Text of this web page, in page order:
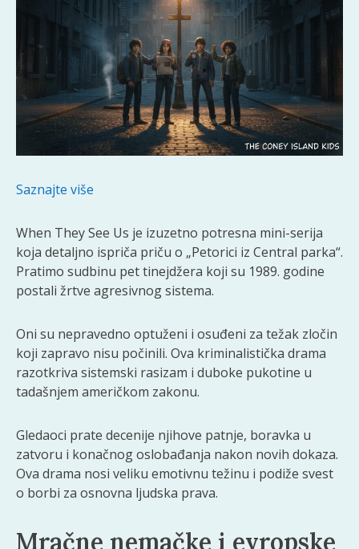
Saznajte više
When They See Us je izuzetno potresna mini-serija
koja detaljno ispriča priču o „Petorici iz Central parka“.
Pratimo sudbinu pet tinejdžera koji su 1989. godine
postali žrtve agresivnog sistema.
Oni su nepravedno optuženi i osuđeni za težak zločin
koji zapravo nisu počinili. Ova kriminalistička drama
razotkriva sistemski rasizam i duboke pukotine u
tadašnjem američkom zakonu.
Gledaoci prate decenije njihove patnje, boravka u
zatvoru i konačnog oslobađanja nakon novih dokaza.
Ova drama nosi veliku emotivnu težinu i podiže svest
o borbi za osnovna ljudska prava.
Mračne nemačke i evropske